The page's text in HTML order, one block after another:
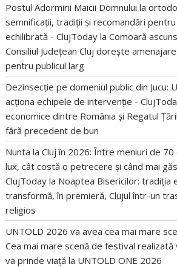
Postul Adormirii Maicii Domnului la
semnificații, tradiții și recomandări
echilibrată - ClujToday laComoară
Consiliul Județean Cluj dorește
pentru publicul larg
Dezinsecție pe domeniul public din Jucu:
acționa echipele de intervenție -
economice dintre România și Regatul
fără precedent de bun
Nunta la Cluj în 2026: Între meniuri de
lux, cât costă o petrecere și când mai
ClujToday la Noaptea Bisericilor: tradiția
transformă, în premieră, Clujul într-un
religios
UNTOLD 2026 va avea cea mai mare
Cea mai mare scenă de festival realizată
va prinde viață la UNTOLD ONE 2026